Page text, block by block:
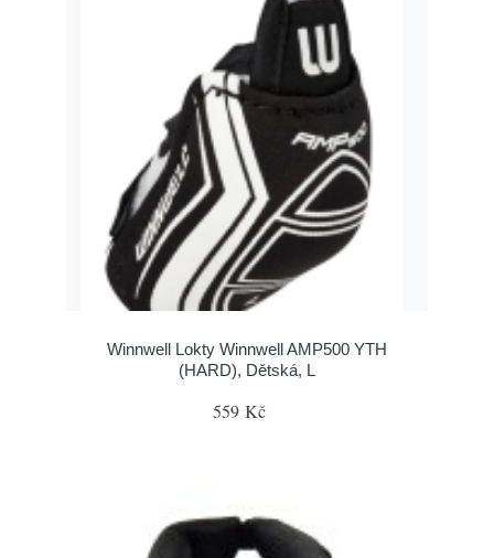
Winnwell Lokty Winnwell AMP500 YTH
(HARD), Dětská, L
559 Kč